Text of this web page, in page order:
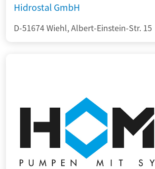
Hidrostal GmbH
D-51674 Wiehl, Albert-Einstein-Str. 15